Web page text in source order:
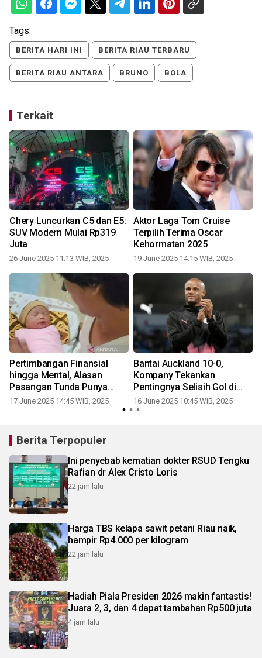
Tags:
BERITA HARI INI BERITA RIAU TERBARU
BERITA RIAU ANTARA BRUNO BOLA
Terkait
Chery Luncurkan C5 dan E5:
SUV Modern Mulai Rp319
Juta
26 June 2025 11:13 WIB, 2025
Aktor Laga Tom Cruise
Terpilih Terima Oscar
Kehormatan 2025
19 June 2025 14:15 WIB, 2025
Pertimbangan Finansial
hingga Mental, Alasan
Pasangan Tunda Punya
Anak
17 June 2025 14:45 WIB, 2025
Bantai Auckland 10-0,
Kompany Tekankan
Pentingnya Selisih Gol di
Grup Berat
16 June 2025 10:45 WIB, 2025
Berita Terpopuler
Ini penyebab kematian dokter RSUD Tengku
Rafian dr Alex Cristo Loris
22 jam lalu
Harga TBS kelapa sawit petani Riau naik,
hampir Rp4.000 per kilogram
22 jam lalu
Hadiah Piala Presiden 2026 makin fantastis!
Juara 2, 3, dan 4 dapat tambahan Rp500 juta
4 jam lalu